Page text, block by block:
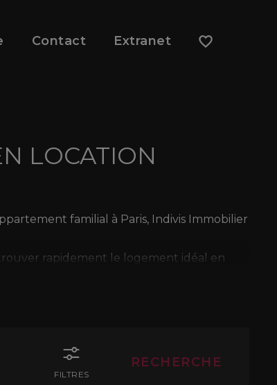
Contact Extranet
LOCATION
familial à Paris, Indivis Immobilier
rapidement le logement idéal en
FILTRES